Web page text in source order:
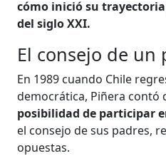
cómo inició su
del siglo XXI.
El consejo de un
En 1989 cuando Chile
democrática, Piñera contó
posibilidad de participar
el consejo de sus padres,
opuestas.